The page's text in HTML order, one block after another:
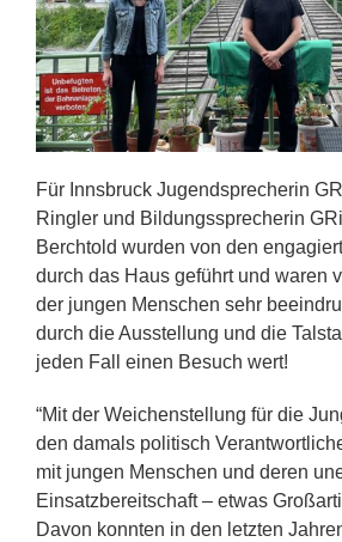
Für Innsbruck Jugendsprecherin
Ringler und Bildungssprecherin
Berchtold wurden von den
durch das Haus geführt und waren
der jungen Menschen sehr
durch die Ausstellung und die
jeden Fall einen Besuch wert!
“Mit der Weichenstellung für die
den damals politisch
mit jungen Menschen und deren
Einsatzbereitschaft – etwas
Davon konnten in den letzten